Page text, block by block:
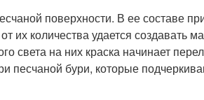
поверхности. В ее составе
их количества удается создавать
света на них краска начинает
бури, которые